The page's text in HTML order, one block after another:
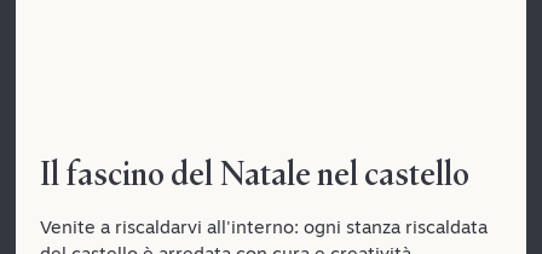
Il fascino del Natale nel castello
Venite a riscaldarvi all'interno: ogni stanza riscaldata